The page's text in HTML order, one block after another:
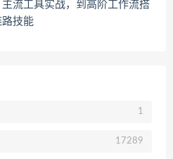
流工具实战，到高阶工作流搭
路技能
1
17289